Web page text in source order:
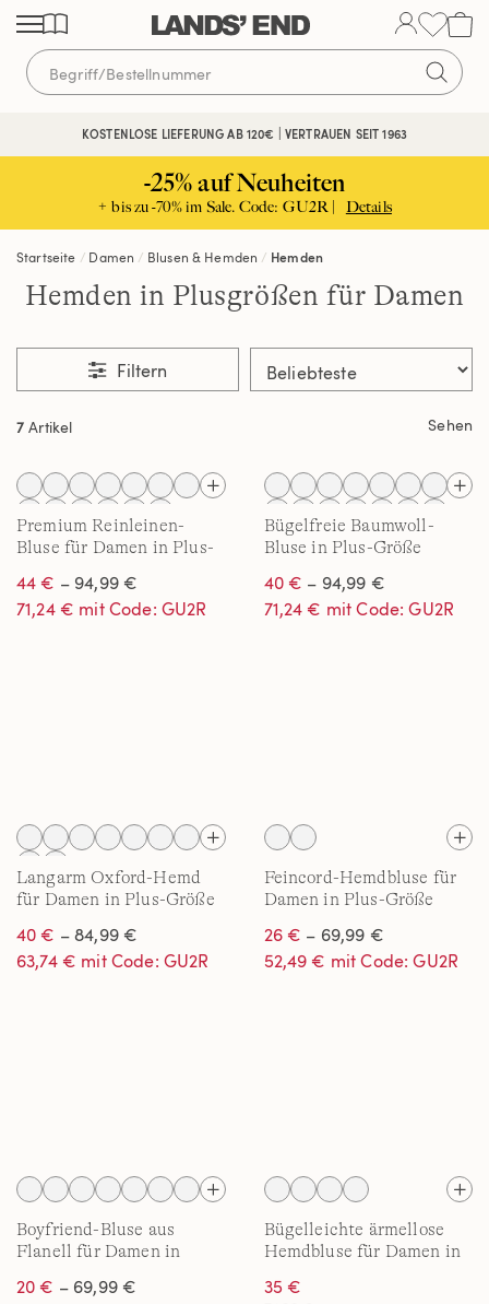
Direkt
zum
Inhalt
Direkt
zur
Navigation
Direkt
zur
Suche
KOSTENLOSE LIEFERUNG AB 120€ | VERTRAUEN SEIT 1963
-25% auf Neuheiten
+ bis zu -70% im Sale. Code: GU2R | Details
Startseite Damen Blusen & Hemden Hemden
Hemden in Plusgrößen für Damen
Filtern
7 Artikel Sehen
Premium Reinleinen-
Bluse für Damen in Plus-
44 € – 94,99 €
71,24 € mit Code: GU2R
Bügelfreie Baumwoll-
Bluse in Plus-Größe
40 € – 94,99 €
71,24 € mit Code: GU2R
Langarm Oxford-Hemd
für Damen in Plus-Größe
40 € – 84,99 €
63,74 € mit Code: GU2R
Feincord-Hemdbluse für
Damen in Plus-Größe
26 € – 69,99 €
52,49 € mit Code: GU2R
Boyfriend-Bluse aus
Flanell für Damen in
20 € – 69,99 €
Bügelleichte ärmellose
Hemdbluse für Damen in
35 €